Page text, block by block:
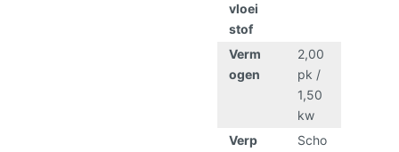
vloei
stof
Verm
ogen
2,00
pk /
1,50
kw
Verp
Scho